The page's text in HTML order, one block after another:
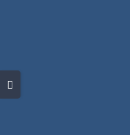
Toggle
Sliding